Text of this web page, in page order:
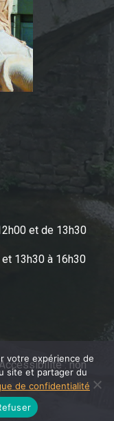
et de 13h30
13h30 à 16h30
: non
votre expérience de
site et partager du
de confidentialité